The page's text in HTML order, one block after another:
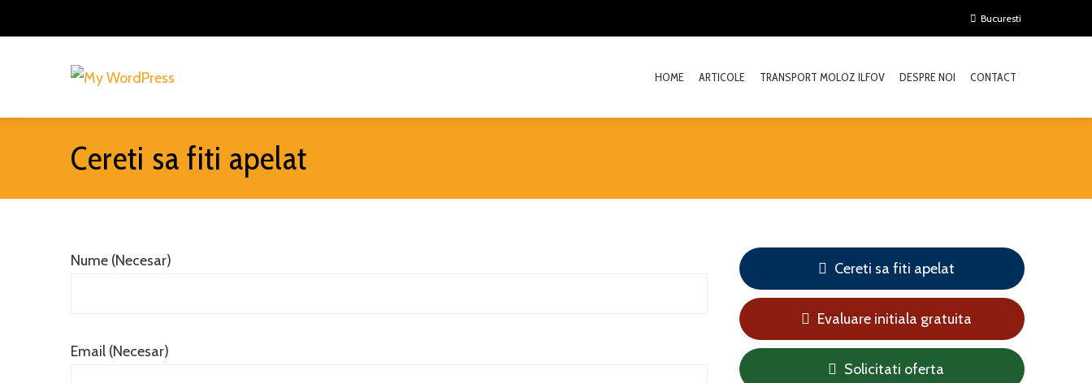
Bucuresti
HOME ARTICOLE TRANSPORT MOLOZ ILFOV DESPRE NOI CONTACT
Cereti sa fiti apelat
Nume (Necesar)
Email (Necesar)
Cereti sa fiti apelat
Evaluare initiala gratuita
Solicitati oferta